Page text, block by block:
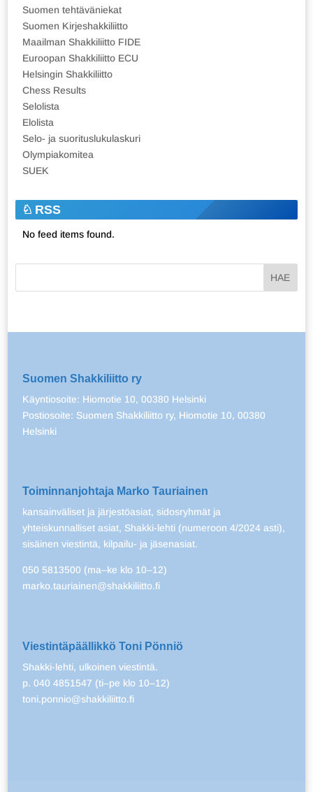
Suomen tehtäväniekat
Suomen Kirjeshakkiliitto
Maailman Shakkiliitto FIDE
Euroopan Shakkiliitto ECU
Helsingin Shakkiliitto
Chess Results
Selolista
Elolista
Selo- ja suorituslukulaskuri
Olympiakomitea
SUEK
RSS
No feed items found.
Suomen Shakkiliitto ry
Käyntiosoite: Hiomotie 10, 00380 Helsinki
Postiosoite: Suomen Shakkiliitto ry, Hiomotie 10, 00380
Helsinki
Toiminnanjohtaja Marko Tauriainen
kansainväliset ja järjestöasiat, sidosryhmät ja
yhteiskunnalliset asiat, Shakki-lehti (numeroon 4/2024 asti),
sisäinen viestintä, kilpailu- ja jäsenasiat.
050 5813500 (ma–ke klo 10–12)
marko.tauriainen@shakkiliitto.fi
Viestintäpäällikkö Toni Pönniö
Shakki-lehti, ulkoinen viestintä.
p. 040 4851547 (ti–pe klo 10–12)
toni.ponnio@shakkiliitto.fi